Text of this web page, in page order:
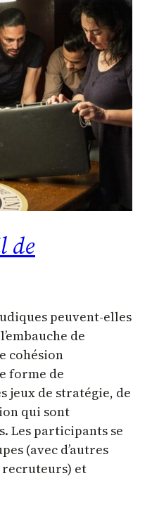
de
peuvent-elles
de
cohésion
forme de
jeux de stratégie, de
qui sont
Les participants se
(avec d’autres
recruteurs) et